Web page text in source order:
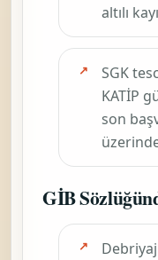
altılı
SGK
KATİP
son
GİB